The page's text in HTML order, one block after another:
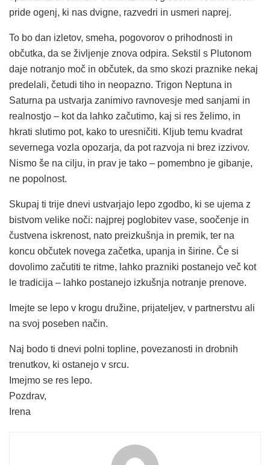
pride ogenj, ki nas dvigne, razvedri in usmeri naprej.
To bo dan izletov, smeha, pogovorov o prihodnosti in
občutka, da se življenje znova odpira. Sekstil s Plutonom
daje notranjo moč in občutek, da smo skozi praznike nekaj
predelali, četudi tiho in neopazno. Trigon Neptuna in
Saturna pa ustvarja zanimivo ravnovesje med sanjami in
realnostjo – kot da lahko začutimo, kaj si res želimo, in
hkrati slutimo pot, kako to uresničiti. Kljub temu kvadrat
severnega vozla opozarja, da pot razvoja ni brez izzivov.
Nismo še na cilju, in prav je tako – pomembno je gibanje,
ne popolnost.
Skupaj ti trije dnevi ustvarjajo lepo zgodbo, ki se ujema z
bistvom velike noči: najprej poglobitev vase, soočenje in
čustvena iskrenost, nato preizkušnja in premik, ter na
koncu občutek novega začetka, upanja in širine. Če si
dovolimo začutiti te ritme, lahko prazniki postanejo več kot
le tradicija – lahko postanejo izkušnja notranje prenove.
Imejte se lepo v krogu družine, prijateljev, v partnerstvu ali
na svoj poseben način.
Naj bodo ti dnevi polni topline, povezanosti in drobnih
trenutkov, ki ostanejo v srcu.
Imejmo se res lepo.
Pozdrav,
Irena